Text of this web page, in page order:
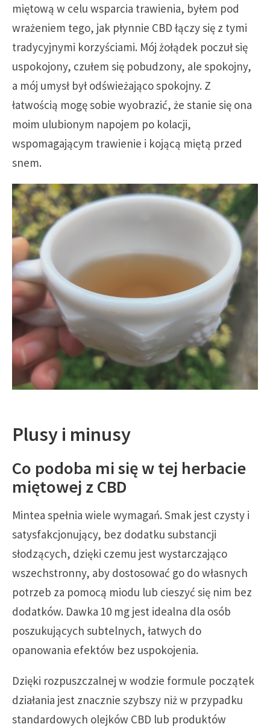
miętową w celu wsparcia trawienia, byłem pod
wrażeniem tego, jak płynnie CBD łączy się z tymi
tradycyjnymi korzyściami. Mój żołądek poczuł się
uspokojony, czułem się pobudzony, ale spokojny,
a mój umysł był odświeżająco spokojny. Z
łatwością mogę sobie wyobrazić, że stanie się ona
moim ulubionym napojem po kolacji,
wspomagającym trawienie i kojącą miętą przed
snem.
Plusy i minusy
Co podoba mi się w tej herbacie
miętowej z CBD
Mintea spełnia wiele wymagań. Smak jest czysty i
satysfakcjonujący, bez dodatku substancji
słodzących, dzięki czemu jest wystarczająco
wszechstronny, aby dostosować go do własnych
potrzeb za pomocą miodu lub cieszyć się nim bez
dodatków. Dawka 10 mg jest idealna dla osób
poszukujących subtelnych, łatwych do
opanowania efektów bez uspokojenia.
Dzięki rozpuszczalnej w wodzie formule początek
działania jest znacznie szybszy niż w przypadku
standardowych olejków CBD lub produktów